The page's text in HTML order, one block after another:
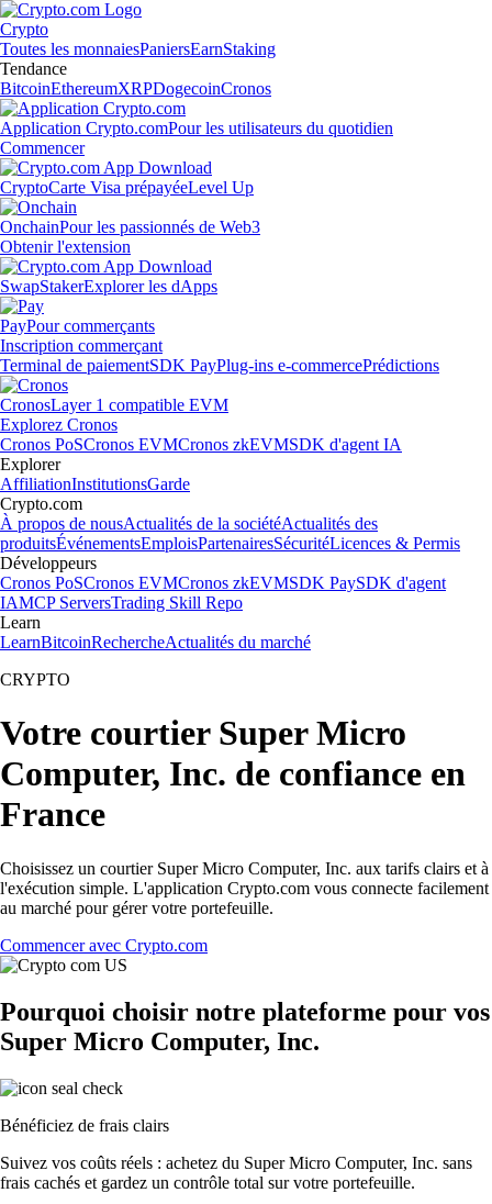
Crypto
Toutes les monnaiesPaniersEarnStaking
Tendance
BitcoinEthereumXRPDogecoinCronos
Application Crypto.comPour les utilisateurs du quotidien
Commencer
CryptoCarte Visa prépayéeLevel Up
OnchainPour les passionnés de Web3
Obtenir l'extension
SwapStakerExplorer les dApps
PayPour commerçants
Inscription commerçant
Terminal de paiementSDK PayPlug-ins e-commercePrédictions
CronosLayer 1 compatible EVM
Explorez Cronos
Cronos PoSCronos EVMCronos zkEVMSDK d'agent IA
Explorer
AffiliationInstitutionsGarde
Crypto.com
À propos de nousActualités de la sociétéActualités des
produitsÉvénementsEmploisPartenairesSécuritéLicences & Permis
Développeurs
Cronos PoSCronos EVMCronos zkEVMSDK PaySDK d'agent
IAMCP ServersTrading Skill Repo
Learn
LearnBitcoinRechercheActualités du marché
CRYPTO
Votre courtier Super Micro
Computer, Inc. de confiance en
France
Choisissez un courtier Super Micro Computer, Inc. aux tarifs clairs et à
l'exécution simple. L'application Crypto.com vous connecte facilement
au marché pour gérer votre portefeuille.
Commencer avec Crypto.com
Pourquoi choisir notre plateforme pour vos
Super Micro Computer, Inc.
Bénéficiez de frais clairs
Suivez vos coûts réels : achetez du Super Micro Computer, Inc. sans
frais cachés et gardez un contrôle total sur votre portefeuille.